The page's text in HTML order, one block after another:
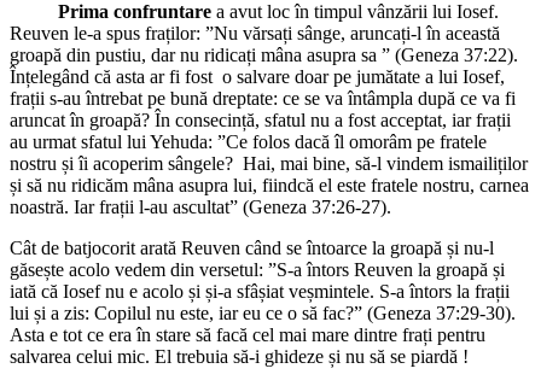
Prima confruntare a avut loc în timpul vânzării lui Iosef.
Reuven le-a spus fraților: ”Nu vărsați sânge, aruncați-l în această
groapă din pustiu, dar nu ridicați mâna asupra sa ” (Geneza 37:22).
Înțelegând că asta ar fi fost o salvare doar pe jumătate a lui Iosef,
frații s-au întrebat pe bună dreptate: ce se va întâmpla după ce va fi
aruncat în groapă? În consecință, sfatul nu a fost acceptat, iar frații
au urmat sfatul lui Yehuda: ”Ce folos dacă îl omorâm pe fratele
nostru și îi acoperim sângele? Hai, mai bine, să-l vindem ismailiților
și să nu ridicăm mâna asupra lui, fiindcă el este fratele nostru, carnea
noastră. Iar frații l-au ascultat” (Geneza 37:26-27).
Cât de batjocorit arată Reuven când se întoarce la groapă și nu-l
găsește acolo vedem din versetul: ”S-a întors Reuven la groapă și
iată că Iosef nu e acolo și și-a sfâșiat veșmintele. S-a întors la frații
lui și a zis: Copilul nu este, iar eu ce o să fac?” (Geneza 37:29-30).
Asta e tot ce era în stare să facă cel mai mare dintre frați pentru
salvarea celui mic. El trebuia să-i ghideze și nu să se piardă !